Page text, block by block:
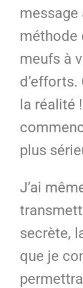
message
méthode
meufs à
d’efforts.
la réalité
plus
J’ai
secrète,
que je